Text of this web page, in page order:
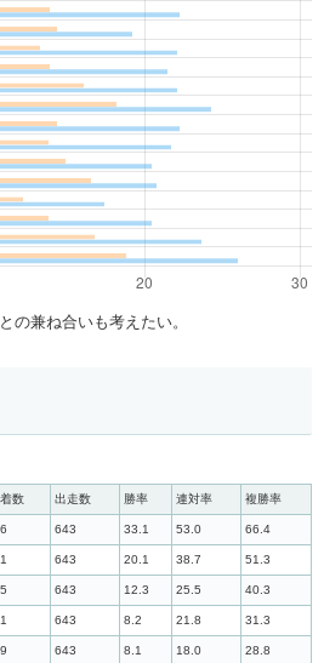
の兼ね合いも考えたい。
数 出走数 勝率 連対率 複勝率
643 33.1 53.0 66.4
643 20.1 38.7 51.3
643 12.3 25.5 40.3
643 8.2 21.8 31.3
643 8.1 18.0 28.8